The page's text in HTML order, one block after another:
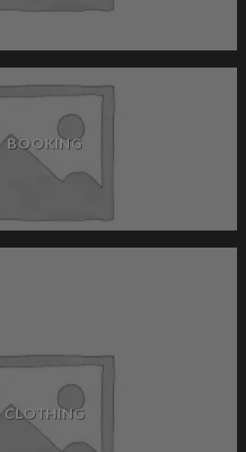
BOOKING
CLOTHING